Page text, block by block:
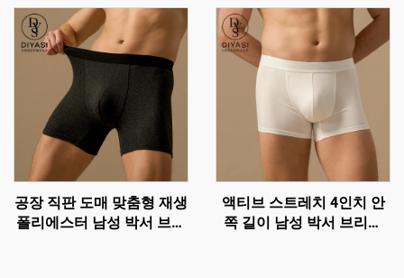
공장 직판 도매 맞춤형 재생
폴리에스터 남성 박서 브리
액티브 스트레치 4인치 안
쪽 길이 남성 박서 브리프